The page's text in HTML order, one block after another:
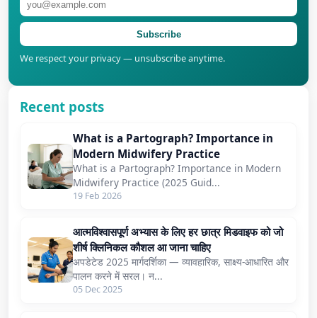
Subscribe
We respect your privacy — unsubscribe anytime.
Recent posts
What is a Partograph? Importance in
Modern Midwifery Practice
What is a Partograph? Importance in Modern
Midwifery Practice (2025 Guid...
19 Feb 2026
आत्मविश्वासपूर्ण अभ्यास के लिए हर छात्र मिडवाइफ को जो
शीर्ष क्लिनिकल कौशल आ जाना चाहिए
अपडेटेड 2025 मार्गदर्शिका — व्यावहारिक, साक्ष्य-आधारित और
पालन करने में सरल। न...
05 Dec 2025